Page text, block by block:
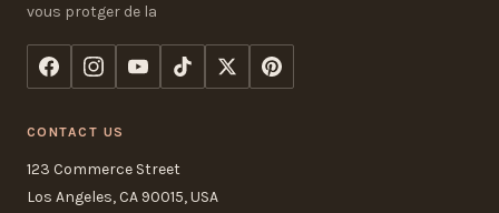
vous protger de la
CONTACT US
123 Commerce Street
Los Angeles, CA 90015, USA